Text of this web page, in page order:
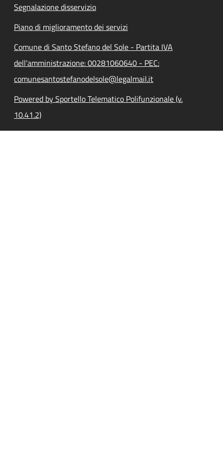
Segnalazione disservizio
Piano di miglioramento dei servizi
Comune di Santo Stefano del Sole - Partita IVA
dell'amministrazione: 00281060640 - PEC:
comunesantostefanodelsole@legalmail.it
Powered by Sportello Telematico Polifunzionale (v.
10.41.2)